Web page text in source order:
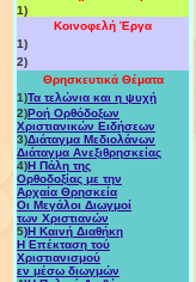
1)
Κοινοφελή Έργα
1)
2)
Θρησκευτικά Θέματα
1)Τα τελώνια και η ψυχή
2)Ροή Ορθόδοξων
Χριστιανικών Eιδήσεων
3)Διάταγμα Μεδιολάνων
Διάταγμα Ανεξιθρησκείας
4)Η Πάλη της
Ορθοδοξίας με την
Αρχαία Θρησκεία
Οι Μεγάλοι Διωγμοί
των Χριστιανών
5)Η Καινή Διαθήκη
Η Επέκταση τού
Χριστιανισμού
εν μέσω διωγμών